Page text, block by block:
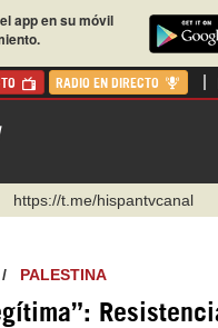
app en su móvil
RADIO EN DIRECTO
https://t.me/hispantvcanal
WhatsApp y Viber: +98 921
Instagram como: hispan_tv
PALESTINA